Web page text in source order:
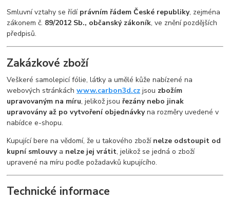
Smluvní vztahy se řídí právním řádem České republiky, zejména
zákonem č. 89/2012 Sb., občanský zákoník, ve znění pozdějších
předpisů.
Zakázkové zboží
Veškeré samolepicí fólie, látky a umělé kůže nabízené na
webových stránkáchwww.carbon3d.cz jsou zbožím
upravovaným na míru, jelikož jsou řezány nebo jinak
upravovány až po vytvoření objednávkyna rozměry uvedené v
nabídce e-shopu.
Kupující bere na vědomí, že u takového zboží nelze odstoupit od
kupní smlouvya nelze jej vrátit, jelikož se jedná o zboží
upravené na míru podle požadavků kupujícího.
Technické informace